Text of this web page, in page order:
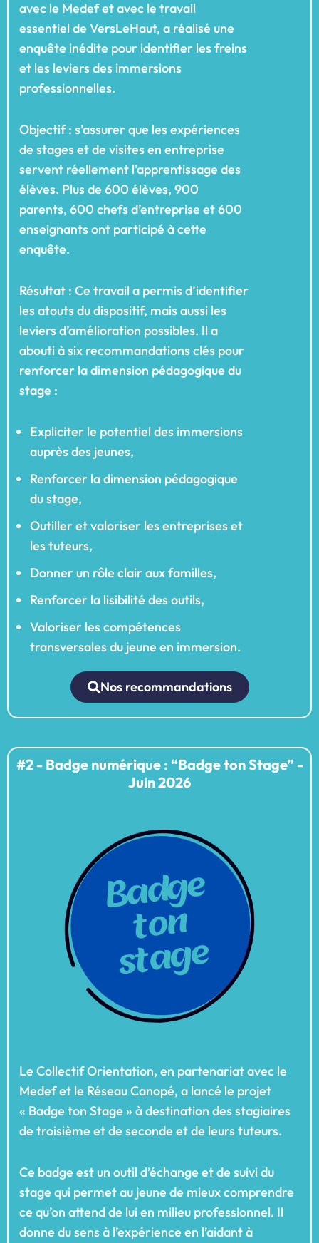
avec le Medef et avec le travail
essentiel de VersLeHaut, a réalisé une
enquête inédite pour identifier les freins
et les leviers des immersions
professionnelles.
Objectif : s’assurer que les expériences
de stages et de visites en entreprise
servent réellement l’apprentissage des
élèves. Plus de 600 élèves, 900
parents, 600 chefs d’entreprise et 600
enseignants ont participé à cette
enquête.
Résultat : Ce travail a permis d’identifier
les atouts du dispositif, mais aussi les
leviers d’amélioration possibles. Il a
abouti à six recommandations clés pour
renforcer la dimension pédagogique du
stage :
Expliciter le potentiel des immersions
auprès des jeunes,
Renforcer la dimension pédagogique
du stage,
Outiller et valoriser les entreprises et
les tuteurs,
Donner un rôle clair aux familles,
Renforcer la lisibilité des outils,
Valoriser les compétences
transversales du jeune en immersion.
Nos recommandations
#2 - Badge numérique : “Badge ton Stage” -
Juin 2026
Le Collectif Orientation, en partenariat avec le
Medef et le Réseau Canopé, a lancé le projet
« Badge ton Stage » à destination des stagiaires
de troisième et de seconde et de leurs tuteurs.
Ce badge est un outil d’échange et de suivi du
stage qui permet au jeune de mieux comprendre
ce qu’on attend de lui en milieu professionnel. Il
donne du sens à l’expérience en l’aidant à